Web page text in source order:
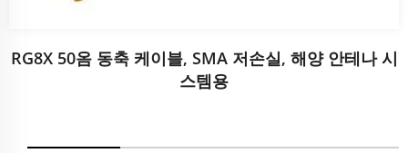
RG8X 50옴 동축 케이블, SMA 저손실, 해양 안테나 시
스템용